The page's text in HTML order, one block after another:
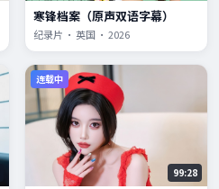
寒锋档案（原声双语字幕）
纪录片 · 英国 · 2026
连载中
99:28